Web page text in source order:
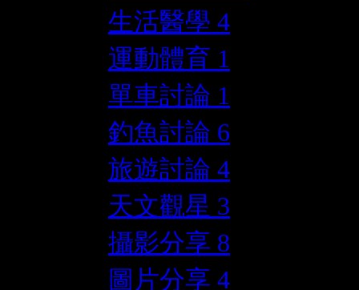
生活醫學 4
運動體育 1
單車討論 1
釣魚討論 6
旅遊討論 4
天文觀星 3
攝影分享 8
圖片分享 4